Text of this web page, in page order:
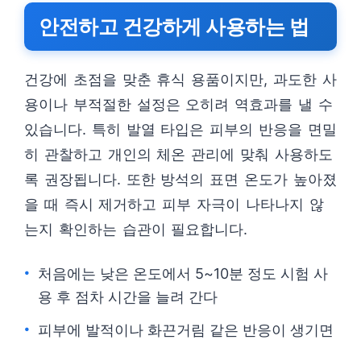
안전하고 건강하게 사용하는 법
건강에 초점을 맞춘 휴식 용품이지만, 과도한 사
용이나 부적절한 설정은 오히려 역효과를 낼 수
있습니다. 특히 발열 타입은 피부의 반응을 면밀
히 관찰하고 개인의 체온 관리에 맞춰 사용하도
록 권장됩니다. 또한 방석의 표면 온도가 높아졌
을 때 즉시 제거하고 피부 자극이 나타나지 않
는지 확인하는 습관이 필요합니다.
처음에는 낮은 온도에서 5~10분 정도 시험 사
용 후 점차 시간을 늘려 간다
피부에 발적이나 화끈거림 같은 반응이 생기면